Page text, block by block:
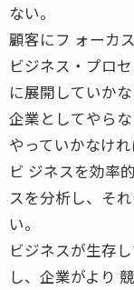
ない。
顧客にフ ォーカ
ビジネス・プロ
に展開していか
企業としてやら
やっていかなけれ
ビ ジネスを効率
スを分析し、そ
い。
ビジネスが生存
し、企業がより